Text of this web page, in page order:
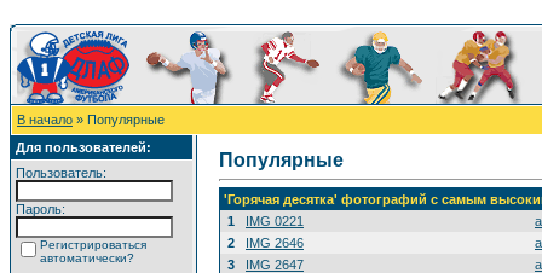
В начало » Популярные
Для пользователей:
Пользователь:
Пароль:
Регистрироваться
автоматически?
Популярные
'Горячая десятка' фотографий с самым
1
IMG 0221
2
IMG 2646
3
IMG 2647